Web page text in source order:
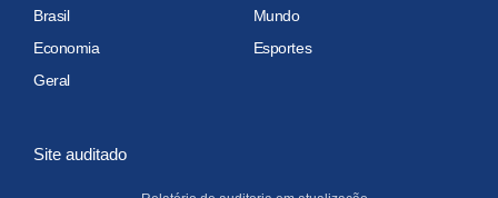
Brasil
Mundo
Economia
Esportes
Geral
Site auditado